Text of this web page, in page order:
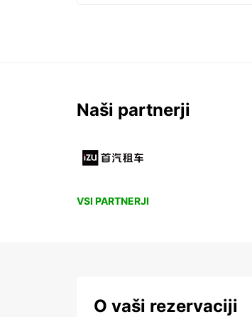
Naši partnerji
VSI PARTNERJI
O vaši rezervaciji